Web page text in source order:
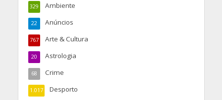
Ambiente
329
Anúncios
22
Arte & Cultura
767
Astrologia
20
Crime
68
Desporto
1.017